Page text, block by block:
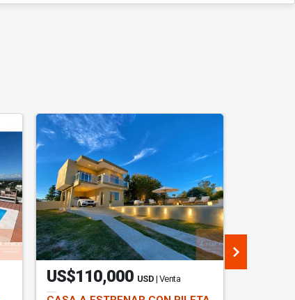
US$110,000 USD | Venta